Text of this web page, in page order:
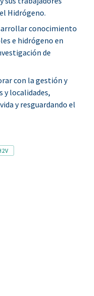
Hidrógeno.
conocimiento
e hidrógeno en
de
con la gestión y
y localidades,
y resguardando el